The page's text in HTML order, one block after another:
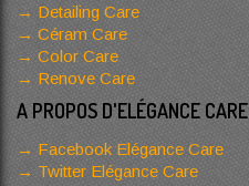
Detailing Care
Céram Care
Color Care
Renove Care
A PROPOS D'ELÉGANCE CARE
Facebook Elégance Care
Twitter Elégance Care